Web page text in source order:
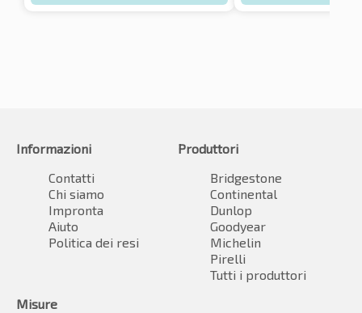
Informazioni
Contatti
Chi siamo
Impronta
Aiuto
Politica dei resi
Produttori
Bridgestone
Continental
Dunlop
Goodyear
Michelin
Pirelli
Tutti i produttori
Misure